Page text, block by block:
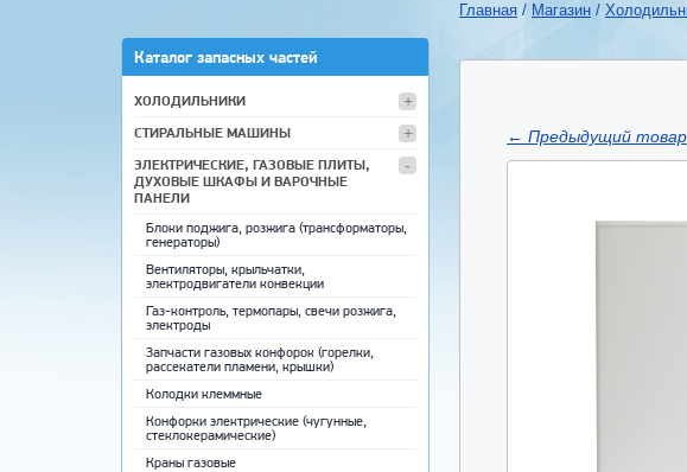
Каталог запасных частей
ХОЛОДИЛЬНИКИ
СТИРАЛЬНЫЕ МАШИНЫ
ЭЛЕКТРИЧЕСКИЕ, ГАЗОВЫЕ ПЛИТЫ,
ДУХОВЫЕ ШКАФЫ И ВАРОЧНЫЕ
ПАНЕЛИ
Блоки поджига, розжига (трансформаторы,
генераторы)
Вентиляторы, крыльчатки,
электродвигатели конвекции
Газ-контроль, термопары, свечи розжига,
электроды
Запчасти газовых конфорок (горелки,
рассекатели пламени, крышки)
Колодки клеммные
Конфорки электрические (чугунные,
стеклокерамические)
Краны газовые
Главная / Магазин /
← Предыдущий товар